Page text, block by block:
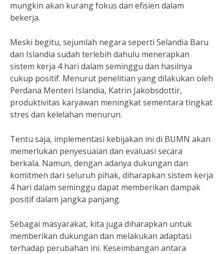
mungkin akan kurang fokus dan efisien dalam
bekerja.
Meski begitu, sejumlah negara seperti Selandia Baru
dan Islandia sudah terlebih dahulu menerapkan
sistem kerja 4 hari dalam seminggu dan hasilnya
cukup positif. Menurut penelitian yang dilakukan oleh
Perdana Menteri Islandia, Katrin Jakobsdottir,
produktivitas karyawan meningkat sementara tingkat
stres dan kelelahan menurun.
Tentu saja, implementasi kebijakan ini di BUMN akan
memerlukan penyesuaian dan evaluasi secara
berkala. Namun, dengan adanya dukungan dan
komitmen dari seluruh pihak, diharapkan sistem kerja
4 hari dalam seminggu dapat memberikan dampak
positif dalam jangka panjang.
Sebagai masyarakat, kita juga diharapkan untuk
memberikan dukungan dan melakukan adaptasi
terhadap perubahan ini. Keseimbangan antara